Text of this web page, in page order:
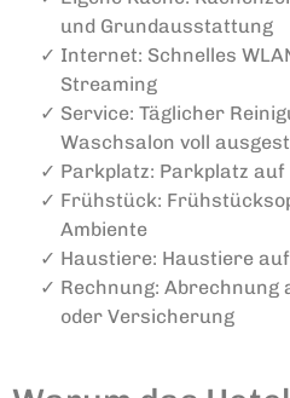
und Grundausstattung
Internet: Schnelles
Streaming
Service: Täglicher
Waschsalon voll
Parkplatz: Parkplatz auf
Frühstück:
Ambiente
Haustiere: Haustiere
Rechnung: Abrechnung
oder Versicherung